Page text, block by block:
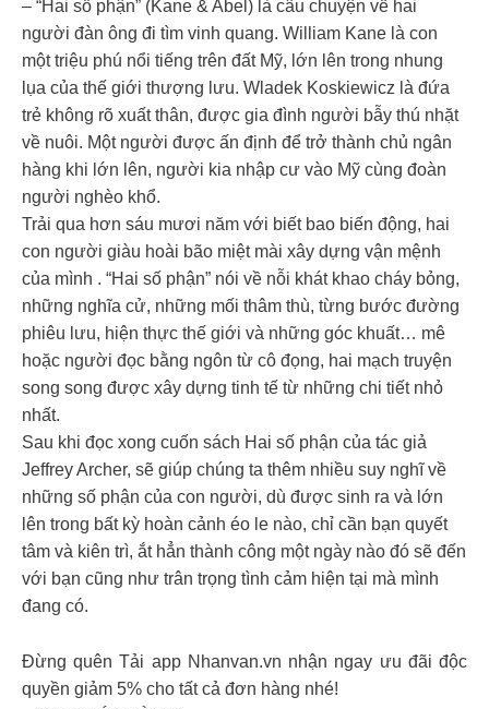
– “Hai số phận” (Kane & Abel) là câu chuyện về hai
người đàn ông đi tìm vinh quang. William Kane là con
một triệu phú nổi tiếng trên đất Mỹ, lớn lên trong nhung
lụa của thế giới thượng lưu. Wladek Koskiewicz là đứa
trẻ không rõ xuất thân, được gia đình người bẫy thú nhặt
về nuôi. Một người được ấn định để trở thành chủ ngân
hàng khi lớn lên, người kia nhập cư vào Mỹ cùng đoàn
người nghèo khổ.
Trải qua hơn sáu mươi năm với biết bao biến động, hai
con người giàu hoài bão miệt mài xây dựng vận mệnh
của mình . “Hai số phận” nói về nỗi khát khao cháy bỏng,
những nghĩa cử, những mối thâm thù, từng bước đường
phiêu lưu, hiện thực thế giới và những góc khuất… mê
hoặc người đọc bằng ngôn từ cô đọng, hai mạch truyện
song song được xây dựng tinh tế từ những chi tiết nhỏ
nhất.
Sau khi đọc xong cuốn sách Hai số phận của tác giả
Jeffrey Archer, sẽ giúp chúng ta thêm nhiều suy nghĩ về
những số phận của con người, dù được sinh ra và lớn
lên trong bất kỳ hoàn cảnh éo le nào, chỉ cần bạn quyết
tâm và kiên trì, ắt hẳn thành công một ngày nào đó sẽ đến
với bạn cũng như trân trọng tình cảm hiện tại mà mình
đang có.
Đừng quên Tải app Nhanvan.vn nhận ngay ưu đãi độc
quyền giảm 5% cho tất cả đơn hàng nhé!